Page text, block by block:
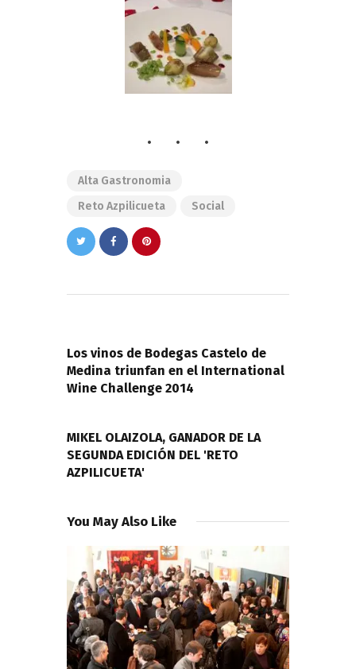
Alta Gastronomia
Reto Azpilicueta
Social
entradas
Los vinos de Bodegas Castelo de
Medina triunfan en el International
Wine Challenge 2014
MIKEL OLAIZOLA, GANADOR DE LA
SEGUNDA EDICIÓN DEL 'RETO
AZPILICUETA'
You May Also Like